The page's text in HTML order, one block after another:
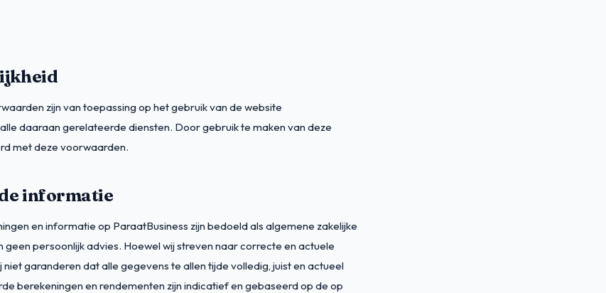
zijn van toepassing op het gebruik van de website
daaraan gerelateerde diensten. Door gebruik te maken van deze
met deze voorwaarden.
informatie
en informatie op ParaatBusiness zijn bedoeld als algemene zakelijke
persoonlijk advies. Hoewel wij streven naar correcte en actuele
niet garanderen dat alle gegevens te allen tijde volledig, juist en actueel
berekeningen en rendementen zijn indicatief en gebaseerd op de op